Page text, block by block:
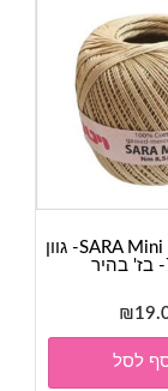
חוט כותנה- SARA Mini- גוון
₪
לסל